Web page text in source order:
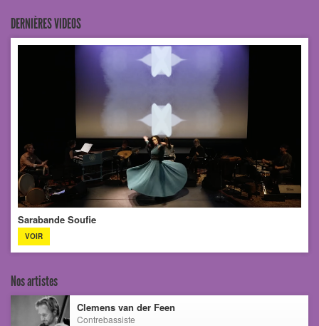
DERNIÈRES VIDEOS
Sarabande Soufie
VOIR
Nos artistes
Clemens van der Feen
Contrebassiste